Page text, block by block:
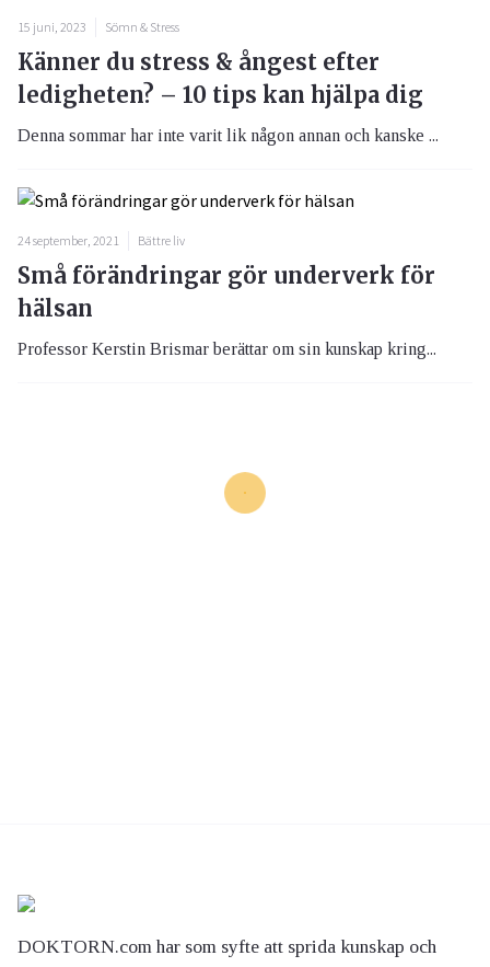
15 juni, 2023 Sömn & Stress
Känner du stress & ångest efter
ledigheten? – 10 tips kan hjälpa dig
Denna sommar har inte varit lik någon annan och kanske ...
24 september, 2021 Bättre liv
Små förändringar gör underverk för
hälsan
Professor Kerstin Brismar berättar om sin kunskap kring...
DOKTORN.com har som syfte att sprida kunskap och